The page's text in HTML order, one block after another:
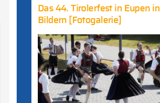
Das 44. Tirolerfest in Eupen in
Bildern [Fotogalerie]